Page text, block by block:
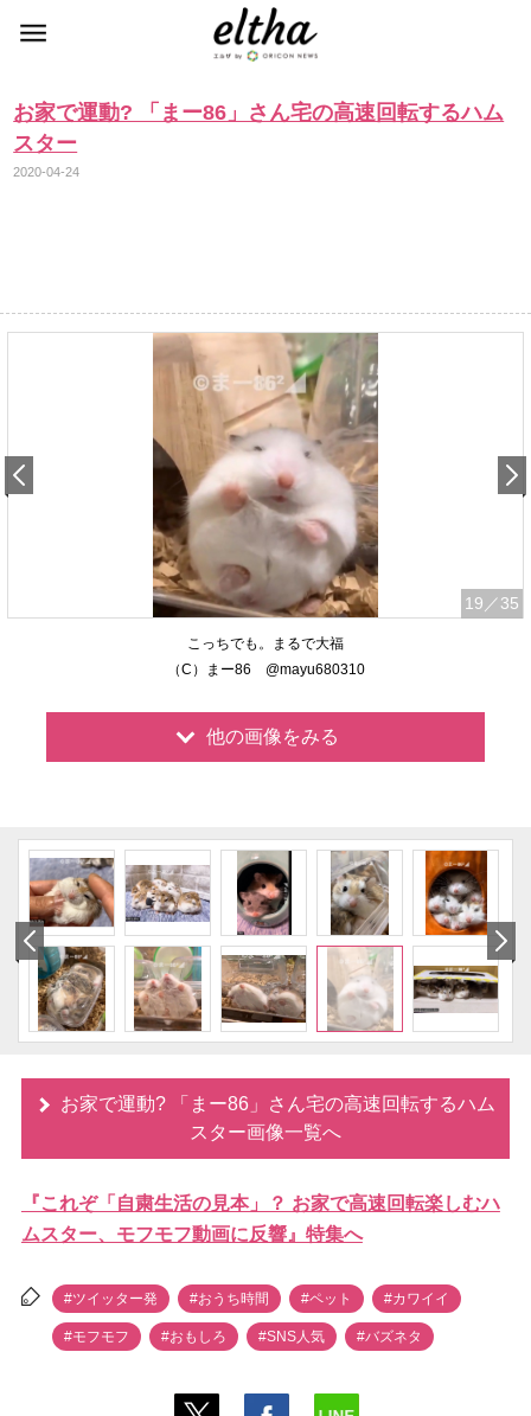
お家で運動? 「まー86」さん宅の高速回転するハム
スター
2020-04-24
19 ／35
こっちでも。まるで大福
（C）まー86 @mayu680310
他の画像をみる
お家で運動? 「まー86」さん宅の高速回転するハム
スター画像一覧へ
『これぞ「自粛生活の見本」？ お家で高速回転楽しむハ
ムスター、モフモフ動画に反響』特集へ
#ツイッター発 #おうち時間 #ペット #カワイイ
#モフモフ #おもしろ #SNS人気 #バズネタ